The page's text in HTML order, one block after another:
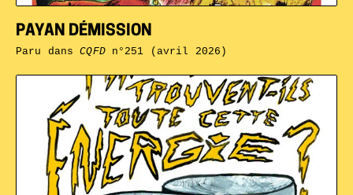
PAYAN DÉMISSION
Paru dansCQFDn°251 (avril 2026)